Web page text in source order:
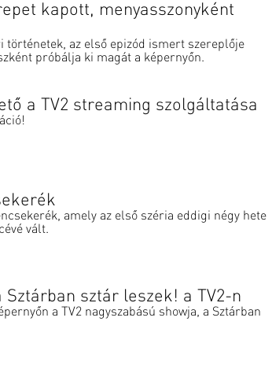
kapott, menyasszonyként
történetek, az első epizód ismert szereplője
próbálja ki magát a képernyőn.
a TV2 streaming szolgáltatása
amely az első széria eddigi négy hete
vált.
sztár leszek! a TV2-n
a TV2 nagyszabású showja, a Sztárban